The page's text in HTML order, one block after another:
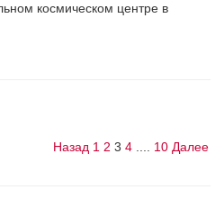
космическом центре в
Назад 1 2 3 4 10 Далее